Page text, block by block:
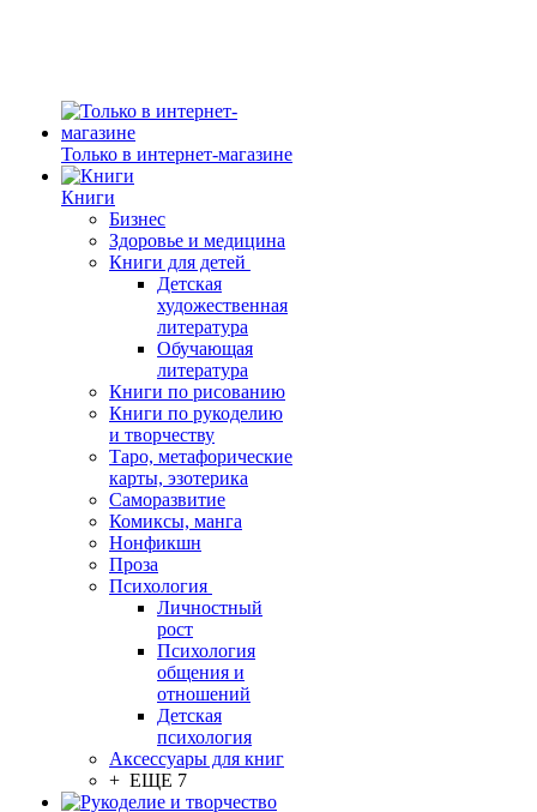
Только в интернет-магазине
Книги
Бизнес
Здоровье и медицина
Книги для детей
Детская
художественная
литература
Обучающая
литература
Книги по рисованию
Книги по рукоделию
и творчеству
Таро, метафорические
карты, эзотерика
Саморазвитие
Комиксы, манга
Нонфикшн
Проза
Психология
Личностный
рост
Психология
общения и
отношений
Детская
психология
Аксессуары для книг
+ ЕЩЕ 7